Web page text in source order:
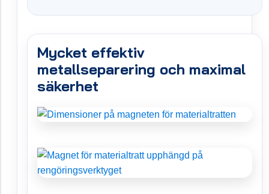
Mycket effektiv
metallseparering och maximal
säkerhet